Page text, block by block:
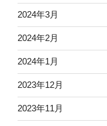
2024年3月
2024年2月
2024年1月
2023年12月
2023年11月